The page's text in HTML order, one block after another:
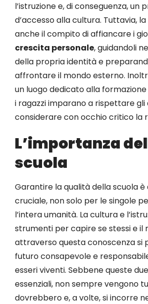
l’istruzione e, di conseguenza, un
d’accesso alla cultura. Tuttavia,
anche il compito di affiancare i
crescita personale, guidandoli
della propria identità e
affrontare il mondo esterno.
un luogo dedicato alla formazione
i ragazzi imparano a rispettare gli
considerare con occhio critico la
L’importanza
scuola
Garantire la qualità della scuola
cruciale, non solo per le singole
l’intera umanità. La cultura e
strumenti per capire se stessi e il
attraverso questa conoscenza si
futuro consapevole e
esseri viventi. Sebbene queste
essenziali, non sempre vengono
dovrebbero e, a volte, si incorre